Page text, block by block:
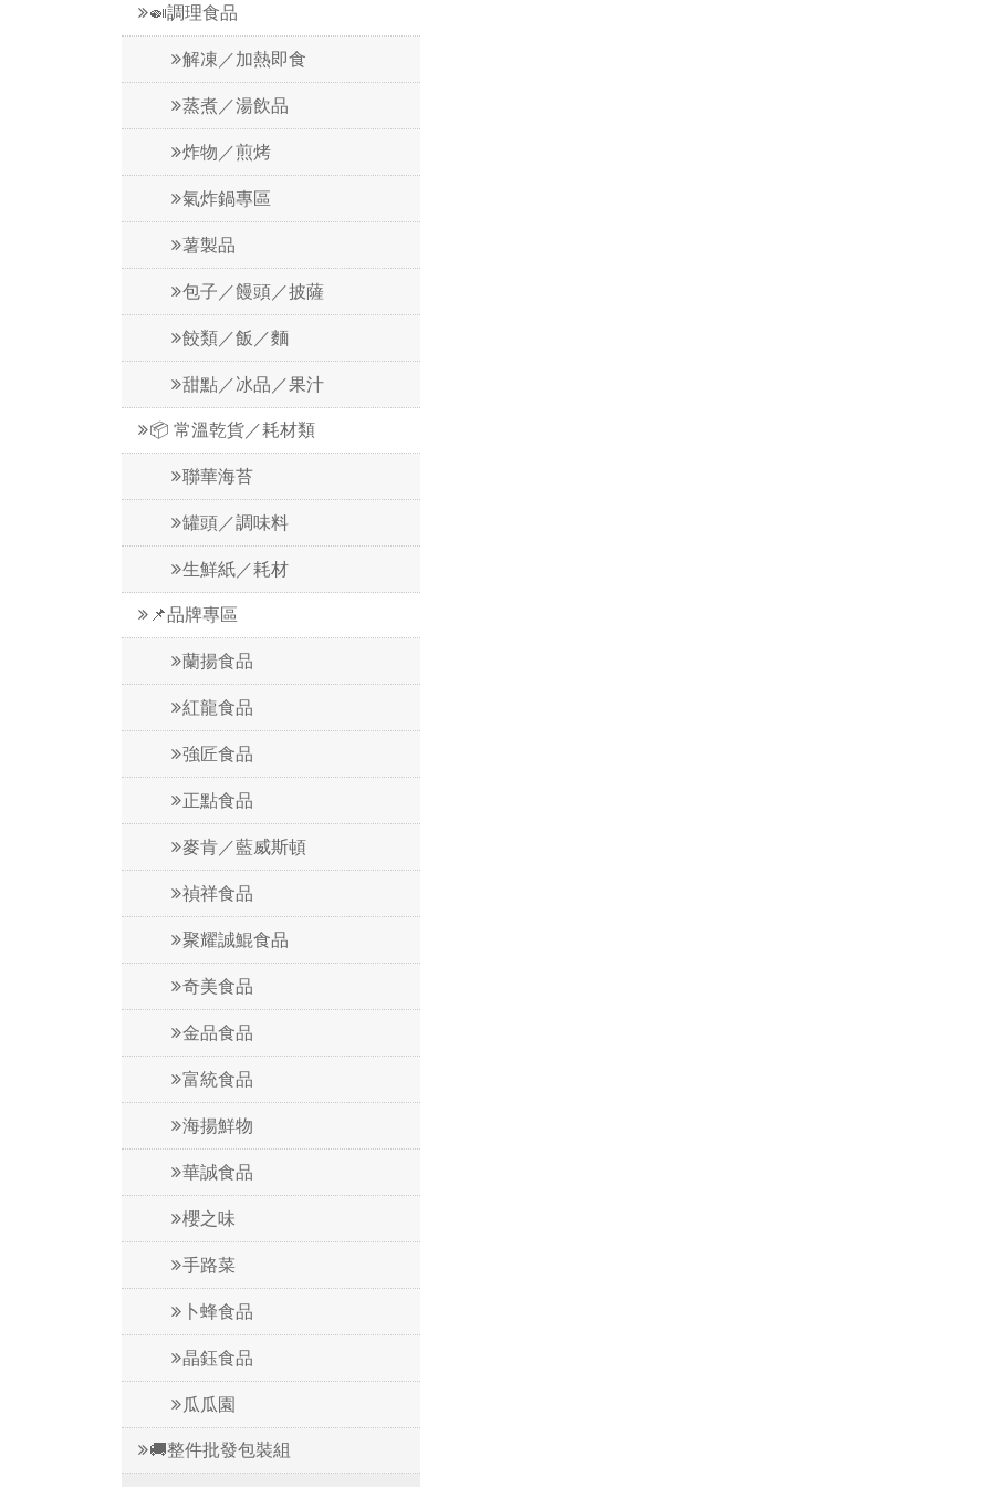
🍛調理食品
解凍／加熱即食
蒸煮／湯飲品
炸物／煎烤
氣炸鍋專區
薯製品
包子／饅頭／披薩
餃類／飯／麵
甜點／冰品／果汁
📦 常溫乾貨／耗材類
聯華海苔
罐頭／調味料
生鮮紙／耗材
📌品牌專區
蘭揚食品
紅龍食品
強匠食品
正點食品
麥肯／藍威斯頓
禎祥食品
聚耀誠鯤食品
奇美食品
金品食品
富統食品
海揚鮮物
華誠食品
櫻之味
手路菜
卜蜂食品
晶鈺食品
瓜瓜園
🚚整件批發包裝組